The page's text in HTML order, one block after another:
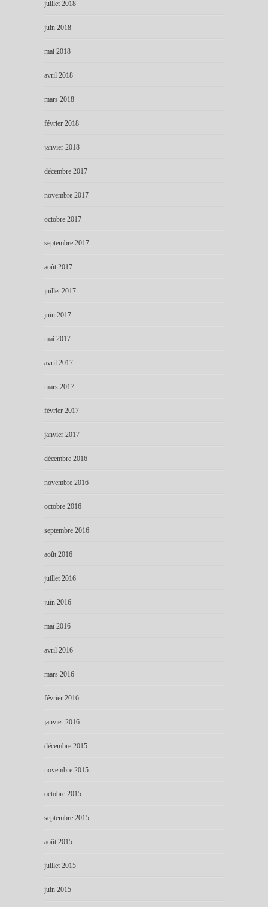
juillet 2018
juin 2018
mai 2018
avril 2018
mars 2018
février 2018
janvier 2018
décembre 2017
novembre 2017
octobre 2017
septembre 2017
août 2017
juillet 2017
juin 2017
mai 2017
avril 2017
mars 2017
février 2017
janvier 2017
décembre 2016
novembre 2016
octobre 2016
septembre 2016
août 2016
juillet 2016
juin 2016
mai 2016
avril 2016
mars 2016
février 2016
janvier 2016
décembre 2015
novembre 2015
octobre 2015
septembre 2015
août 2015
juillet 2015
juin 2015